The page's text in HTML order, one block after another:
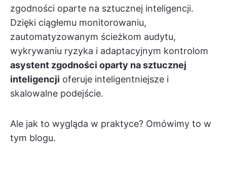
zgodności oparte na sztucznej inteligencji.
Dzięki ciągłemu monitorowaniu,
zautomatyzowanym ścieżkom audytu,
wykrywaniu ryzyka i adaptacyjnym kontrolom
asystent zgodności oparty na sztucznej
inteligencji oferuje inteligentniejsze i
skalowalne podejście.
Ale jak to wygląda w praktyce? Omówimy to w
tym blogu.